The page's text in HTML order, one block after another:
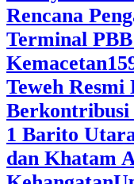
Rencana
Terminal
Kemacetan
Teweh Resmi
1 Barito
dan Khatam